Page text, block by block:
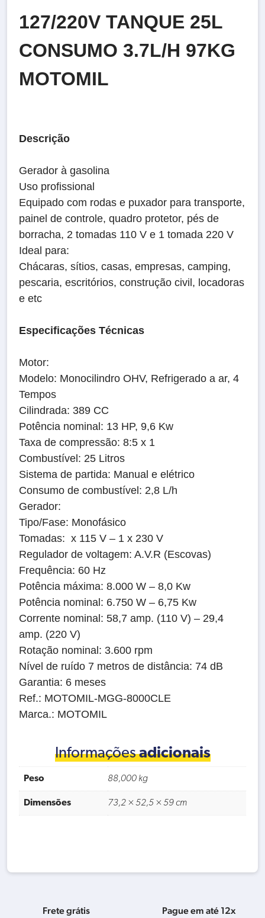
127/220V TANQUE 25L
CONSUMO 3.7L/H 97KG
MOTOMIL
Descrição
Gerador à gasolina
Uso profissional
Equipado com rodas e puxador para transporte,
painel de controle, quadro protetor, pés de
borracha, 2 tomadas 110 V e 1 tomada 220 V
Ideal para:
Chácaras, sítios, casas, empresas, camping,
pescaria, escritórios, construção civil, locadoras
e etc
Especificações Técnicas
Motor:
Modelo: Monocilindro OHV, Refrigerado a ar, 4
Tempos
Cilindrada: 389 CC
Potência nominal: 13 HP, 9,6 Kw
Taxa de compressão: 8:5 x 1
Combustível: 25 Litros
Sistema de partida: Manual e elétrico
Consumo de combustível: 2,8 L/h
Gerador:
Tipo/Fase: Monofásico
Tomadas: x 115 V – 1 x 230 V
Regulador de voltagem: A.V.R (Escovas)
Frequência: 60 Hz
Potência máxima: 8.000 W – 8,0 Kw
Potência nominal: 6.750 W – 6,75 Kw
Corrente nominal: 58,7 amp. (110 V) – 29,4
amp. (220 V)
Rotação nominal: 3.600 rpm
Nível de ruído 7 metros de distância: 74 dB
Garantia: 6 meses
Ref.: MOTOMIL-MGG-8000CLE
Marca.: MOTOMIL
Informaçõesadicionais
Peso 88,000 kg
Dimensões 73,2 × 52,5 × 59 cm
Frete grátis Pague em até 12x